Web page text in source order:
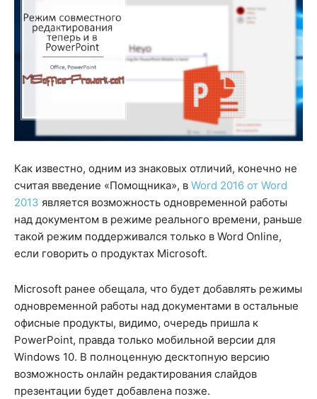
Как известно, одним из знаковых отличий, конечно не
считая введение «Помощника», в Word 2016 от Word
2013 является возможность одновременной работы
над документом в режиме реального времени, раньше
такой режим поддерживался только в Word Online,
если говорить о продуктах Microsoft.
Microsoft ранее обещала, что будет добавлять режимы
одновременной работы над документами в остальные
офисные продукты, видимо, очередь пришла к
PowerPoint, правда только мобильной версии для
Windows 10. В полноценную десктопную версию
возможность онлайн редактирования слайдов
презентации будет добавлена позже.